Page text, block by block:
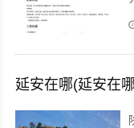
延安在哪(延安在